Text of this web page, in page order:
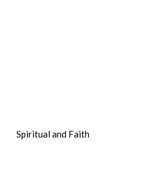
Spiritual and Faith